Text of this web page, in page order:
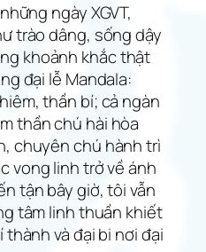
ngày XGVT,
trào dâng, sống dậy
khoảnh khắc thật
đại lễ Mandala:
thần bí; cả ngàn
thần chú hài hòa
chuyên chú hành trì
vong linh trở về ánh
tận bây giờ, tôi vẫn
tâm linh thuần khiết
và đại bi nơi đại